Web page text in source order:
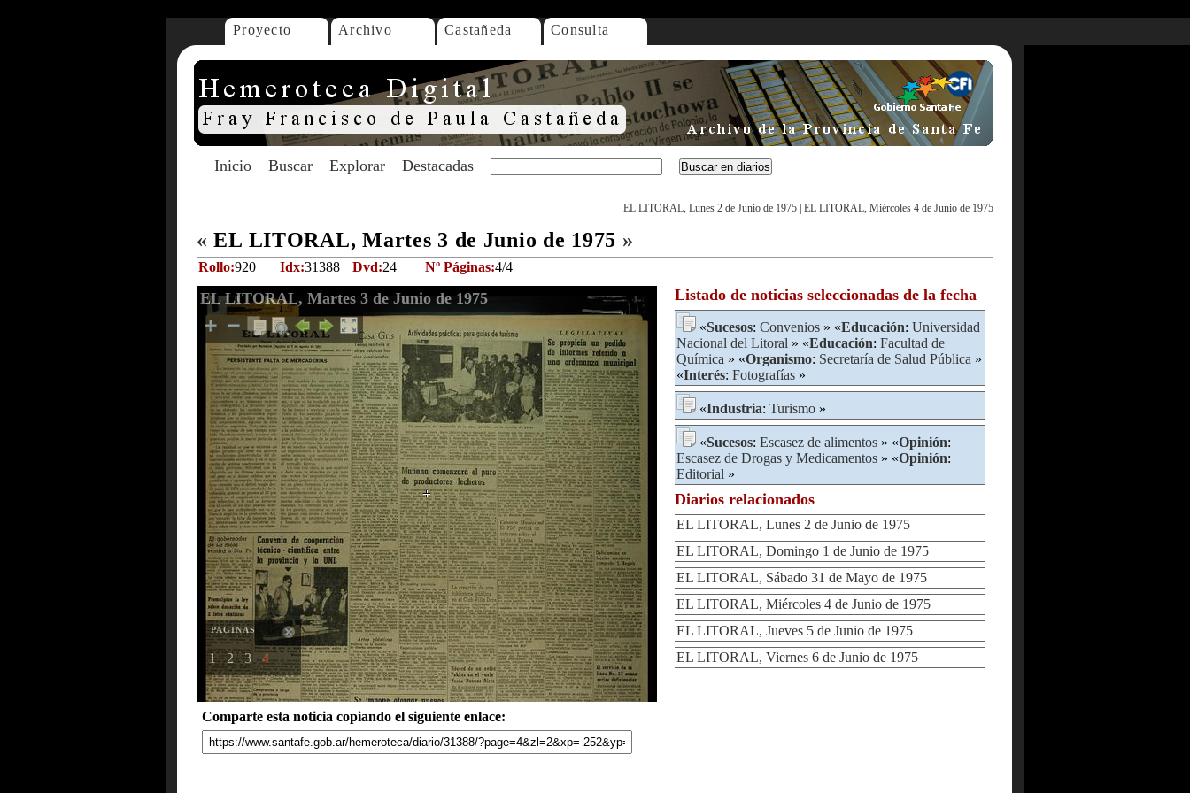
Proyecto Archivo Castañeda Consulta
Inicio Buscar Explorar Destacadas
EL LITORAL, Lunes 2 de Junio de 1975 EL LITORAL, Miércoles 4 de Junio de 1975
« EL LITORAL, Martes 3 de Junio de 1975 »
Rollo:920 Idx:31388 Dvd:24 Nº Páginas:4/4
EL LITORAL, Martes 3 de Junio de 1975
PAGINAS
1 2 3 4
Comparte esta noticia copiando el siguiente enlace:
Listado de noticias seleccionadas de la fecha
«Sucesos: Convenios » «Educación: Universidad
Nacional del Litoral » «Educación: Facultad de
Química » «Organismo: Secretaría de Salud Pública »
«Interés: Fotografías »
«Industria: Turismo »
«Sucesos: Escasez de alimentos » «Opinión:
Escasez de Drogas y Medicamentos » «Opinión:
Editorial »
Diarios relacionados
EL LITORAL, Lunes 2 de Junio de 1975
EL LITORAL, Domingo 1 de Junio de 1975
EL LITORAL, Sábado 31 de Mayo de 1975
EL LITORAL, Miércoles 4 de Junio de 1975
EL LITORAL, Jueves 5 de Junio de 1975
EL LITORAL, Viernes 6 de Junio de 1975